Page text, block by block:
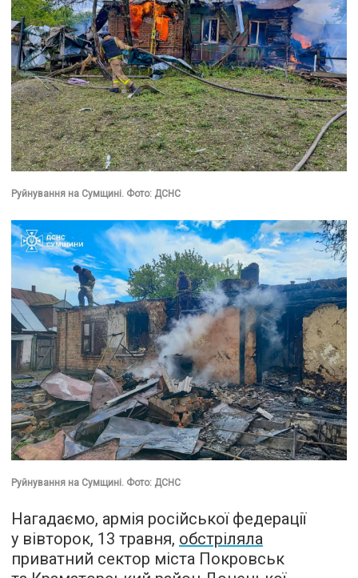
Руйнування на Сумщині. Фото: ДСНС
Руйнування на Сумщині. Фото: ДСНС
Нагадаємо, армія російської федерації
у вівторок, 13 травня, обстріляла
приватний сектор міста Покровськ